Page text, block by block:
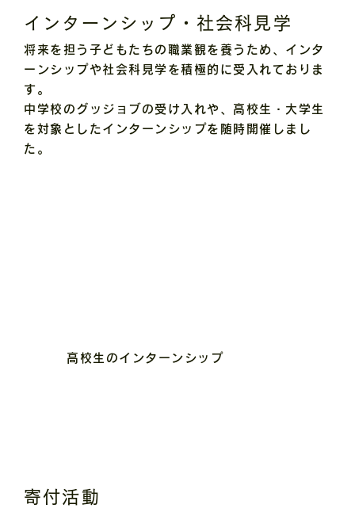
インターンシップ・社会科見学
将来を担う子どもたちの職業観を養うため、インタ
ーンシップや社会科見学を積極的に受入れておりま
す。
​中学校のグッジョブの受け入れや、高校生・大学生
を対象としたインターンシップを随時開催しまし
た。
高校生のインターンシップ
寄付活動